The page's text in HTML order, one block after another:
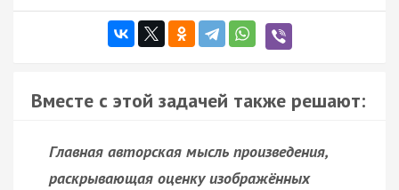
Вместе с этой задачей также решают:
Главная авторская мысль произведения,
раскрывающая оценку изображённых